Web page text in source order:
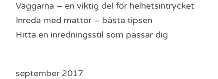
Väggarna – en viktig del för helhetsintrycket
Inreda med mattor – bästa tipsen
Hitta en inredningsstil som passar dig
september 2017